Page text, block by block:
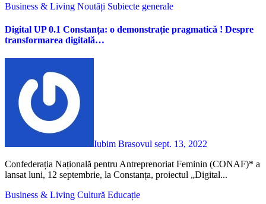
Business & Living Noutăți Subiecte generale
Digital UP 0.1 Constanța: o demonstrație pragmatică ! Despre
transformarea digitală…
Iubim Brasovul sept. 13, 2022
Confederația Națională pentru Antreprenoriat Feminin (CONAF)* a
lansat luni, 12 septembrie, la Constanța, proiectul „Digital...
Business & Living Cultură Educație